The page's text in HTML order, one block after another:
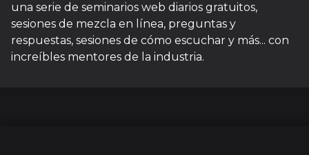
una serie de seminarios web diarios gratuitos,
sesiones de mezcla en línea, preguntas y
respuestas, sesiones de cómo escuchar y más... con
increíbles mentores de la industria.